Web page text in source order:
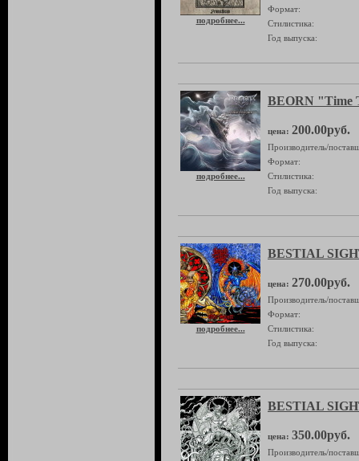
подробнее...
Формат:
Стилистика:
Год выпуска:
подробнее...
BEORN "Time
цена: 200.00руб.
Производитель/
Формат:
Стилистика:
Год выпуска:
подробнее...
BESTIAL
цена: 270.00руб.
Производитель/
Формат:
Стилистика:
Год выпуска:
BESTIAL
цена: 350.00руб.
Производитель/